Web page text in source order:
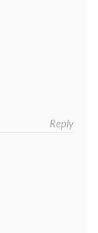
Reply